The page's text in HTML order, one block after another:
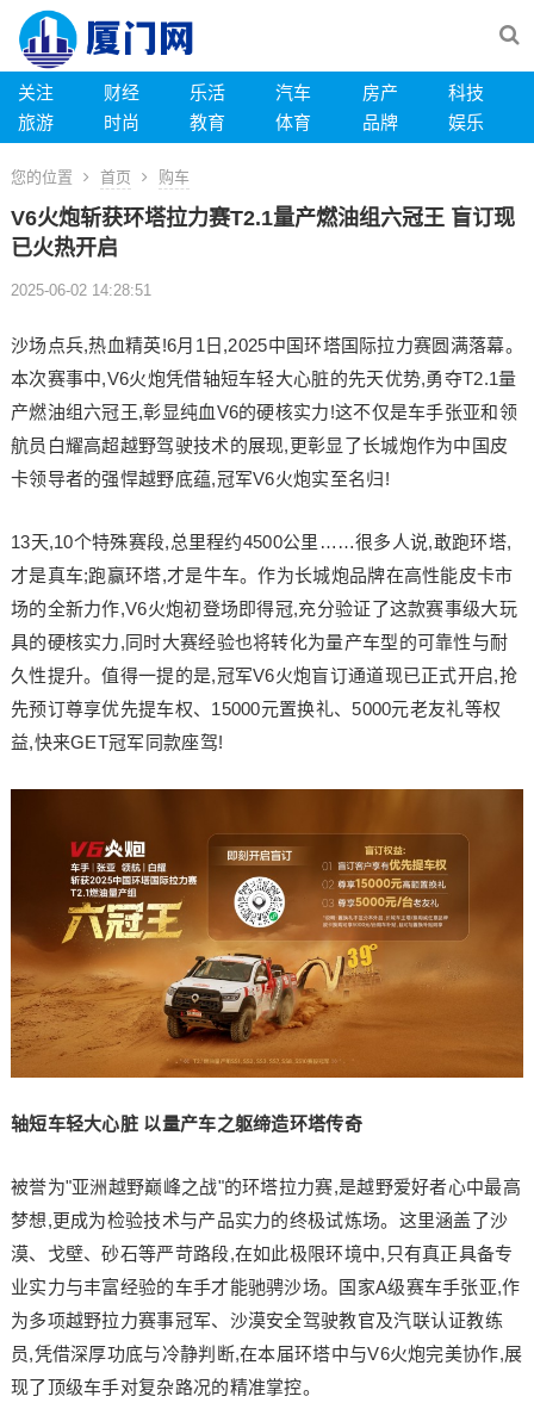
关注 财经 乐活 汽车 房产
科技
旅游
时尚 教育 体育 品牌 娱乐
您的位置 首页 购车
V6火炮斩获环塔拉力赛T2.1量产燃油组六冠王 盲订现
已火热开启
2025-06-02 14:28:51
沙场点兵,热血精英!6月1日,2025中国环塔国际拉力赛圆满落幕。
本次赛事中,V6火炮凭借轴短车轻大心脏的先天优势,勇夺T2.1量
产燃油组六冠王,彰显纯血V6的硬核实力!这不仅是车手张亚和领
航员白耀高超越野驾驶技术的展现,更彰显了长城炮作为中国皮
卡领导者的强悍越野底蕴,冠军V6火炮实至名归!
13天,10个特殊赛段,总里程约4500公里……很多人说,敢跑环塔,
才是真车;跑赢环塔,才是牛车。作为长城炮品牌在高性能皮卡市
场的全新力作,V6火炮初登场即得冠,充分验证了这款赛事级大玩
具的硬核实力,同时大赛经验也将转化为量产车型的可靠性与耐
久性提升。值得一提的是,冠军V6火炮盲订通道现已正式开启,抢
先预订尊享优先提车权、15000元置换礼、5000元老友礼等权
益,快来GET冠军同款座驾!
轴短车轻大心脏 以量产车之躯缔造环塔传奇
被誉为"亚洲越野巅峰之战"的环塔拉力赛,是越野爱好者心中最高
梦想,更成为检验技术与产品实力的终极试炼场。这里涵盖了沙
漠、戈壁、砂石等严苛路段,在如此极限环境中,只有真正具备专
业实力与丰富经验的车手才能驰骋沙场。国家A级赛车手张亚,作
为多项越野拉力赛事冠军、沙漠安全驾驶教官及汽联认证教练
员,凭借深厚功底与冷静判断,在本届环塔中与V6火炮完美协作,展
现了顶级车手对复杂路况的精准掌控。